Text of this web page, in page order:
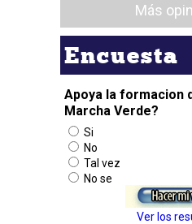
Más
Encuesta
Apoya la formacion
Marcha Verde?
Si
No
Tal vez
No se
Ver los